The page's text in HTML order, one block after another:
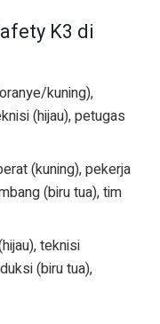
K3 di
kuning),
(hijau), petugas
(kuning), pekerja
(biru tua), tim
teknisi
(biru tua),